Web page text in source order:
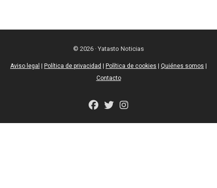
© 2026 · Yatasto Noticias
Aviso legal Política de privacidad Política de cookies Quiénes somos
Contacto
fab
fab